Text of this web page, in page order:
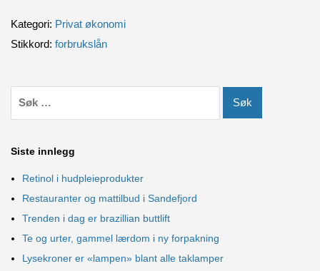
Kategori: Privat økonomi
Stikkord: forbrukslån
Siste innlegg
Retinol i hudpleieprodukter
Restauranter og mattilbud i Sandefjord
Trenden i dag er brazillian buttlift
Te og urter, gammel lærdom i ny forpakning
Lysekroner er «lampen» blant alle taklamper